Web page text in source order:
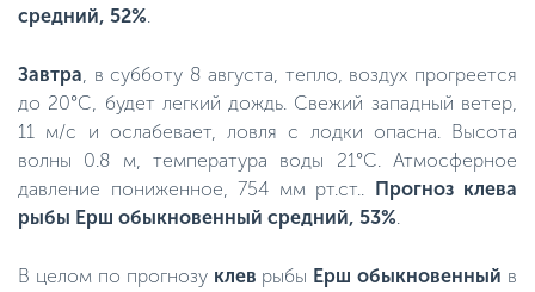
средний, 52%.
Завтра, в субботу 8 августа, тепло, воздух прогреется
до 20°C, будет легкий дождь. Свежий западный ветер,
11 м/с и ослабевает, ловля с лодки опасна. Высота
волны 0.8 м, температура воды 21°C. Атмосферное
давление пониженное, 754 мм рт.ст.. Прогноз клева
рыбы Ерш обыкновенный средний, 53%.
В целом по прогнозу клев рыбы Ерш обыкновенный в